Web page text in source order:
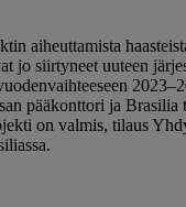
aiheuttamista
jo siirtyneet uuteen
pääkonttori ja Brasilia
on valmis, tilaus